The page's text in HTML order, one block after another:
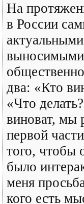
На
в России
выносимыми
два: «Кто
«Что
виноват, мы
первой
того, чтобы
было
меня
кого есть